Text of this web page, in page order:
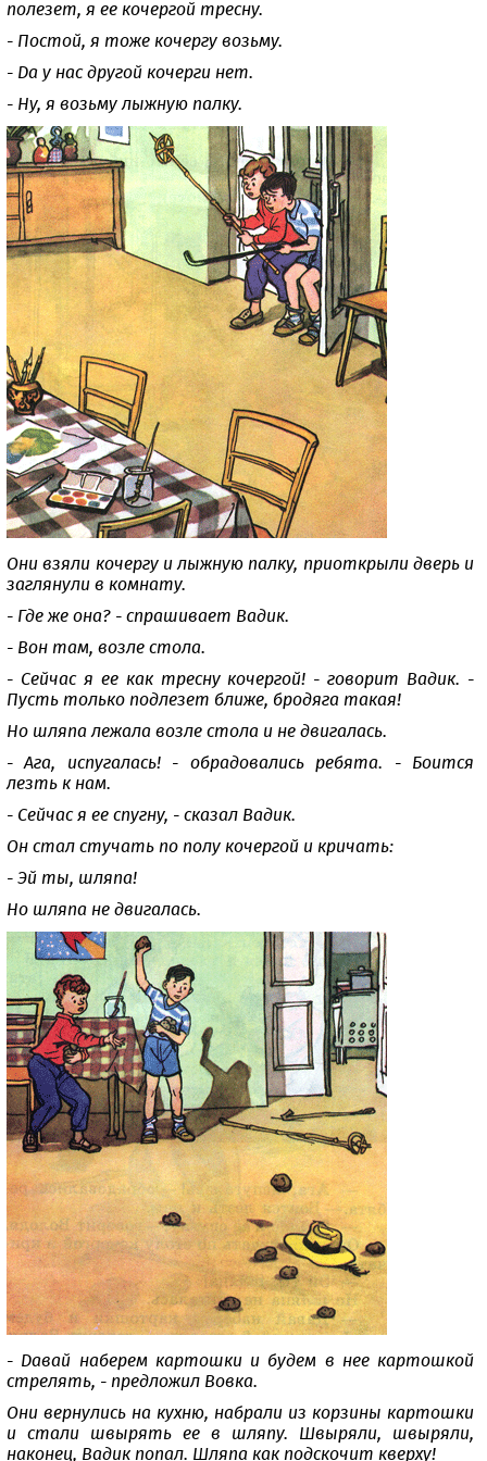
полезет, я ее кочергой тресну.
- Постой, я тоже кочергу возьму.
- Да у нас другой кочерги нет.
- Ну, я возьму лыжную палку.
Они взяли кочергу и лыжную палку, приоткрыли дверь и
заглянули в комнату.
- Где же она? - спрашивает Вадик.
- Вон там, возле стола.
- Сейчас я ее как тресну кочергой! - говорит Вадик. -
Пусть только подлезет ближе, бродяга такая!
Но шляпа лежала возле стола и не двигалась.
- Ага, испугалась! - обрадовались ребята. - Боится
лезть к нам.
- Сейчас я ее спугну, - сказал Вадик.
Он стал стучать по полу кочергой и кричать:
- Эй ты, шляпа!
Но шляпа не двигалась.
- Давай наберем картошки и будем в нее картошкой
стрелять, - предложил Вовка.
Они вернулись на кухню, набрали из корзины картошки
и стали швырять ее в шляпу. Швыряли, швыряли,
наконец, Вадик попал. Шляпа как подскочит кверху!